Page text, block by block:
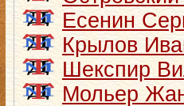
Есенин
Крылов
Шекспир
Мольер